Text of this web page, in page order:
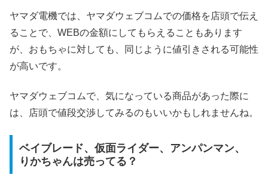
ヤマダ電機では、ヤマダウェブコムでの価格を店頭で伝え
ることで、WEBの金額にしてもらえることもあります
が、おもちゃに対しても、同じように値引きされる可能性
が高いです。
ヤマダウェブコムで、気になっている商品があった際に
は、店頭で値段交渉してみるのもいいかもしれませんね。
ベイブレード、仮面ライダー、アンパンマン、
りかちゃんは売ってる？